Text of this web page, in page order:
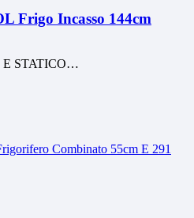
Frigo Incasso 144cm
E STATICO…